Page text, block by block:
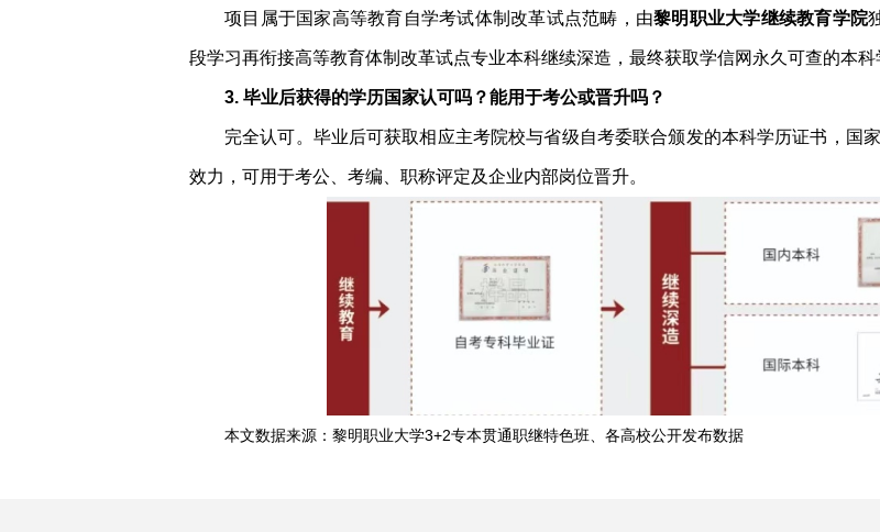
项目属于国家高等教育自学考试体制改革试点范畴，由黎明职业大学继续教育学院
段学习再衔接高等教育体制改革试点专业本科继续深造 ，最终获取学信网永久可查的本
3. 毕业后获得的学历国家认可吗？能用于考公或晋升吗？
完全认可。毕业后可获取相应主考院校与省级自考委联合颁发的本科学历证书，国
效力，可用于考公、考编、职称评定及企业内部岗位晋升。
本文数据来源：黎明职业大学3+2专本贯通职继特色班、各高校公开发布数据